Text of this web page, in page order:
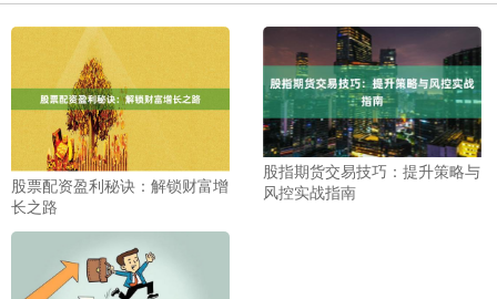
股票配资盈利秘诀：解锁财富增
长之路
股指期货交易技巧：提升策略与
风控实战指南